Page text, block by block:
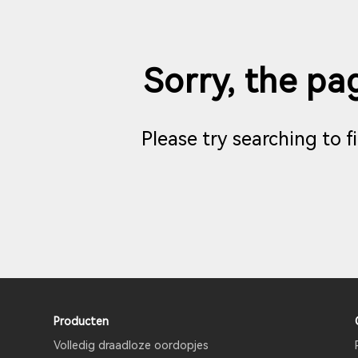
Sorry, the
Please try searching to
Producten
Volledig draadloze oordopjes